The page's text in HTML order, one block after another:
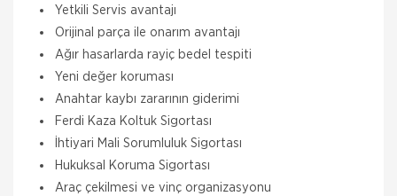
Yetkili Servis avantajı
Orijinal parça ile onarım avantajı
Ağır hasarlarda rayiç bedel tespiti
Yeni değer koruması
Anahtar kaybı zararının giderimi
Ferdi Kaza Koltuk Sigortası
İhtiyari Mali Sorumluluk Sigortası
Hukuksal Koruma Sigortası
Araç çekilmesi ve vinç organizasyonu